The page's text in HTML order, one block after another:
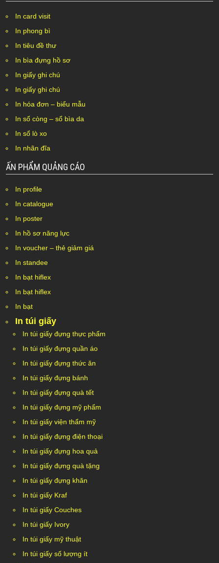
In card visit
In phong bì
In tiêu đề thư
In bìa đựng hồ sơ
In giấy ghi chú
In giấy ghi chú
In hóa đơn – biểu mẫu
In sổ còng – sổ bìa da
In sổ lò xo
In nhãn đĩa
ẤN PHẨM QUẢNG CÁO
In profile
In catalogue
In poster
In hồ sơ năng lực
In voucher – thẻ giảm giá
In standee
In bạt hiflex
In bạt hiflex
In bạt
In túi giấy
In túi giấy đựng thực phẩm
In túi giấy đựng quần áo
In túi giấy đựng thức ăn
In túi giấy đựng bánh
In túi giấy đựng quà tết
In túi giấy đựng mỹ phẩm
In túi giấy viện thẩm mỹ
In túi giấy đựng điện thoại
In túi giấy đựng hoa quả
In túi giấy đựng quà tặng
In túi giấy đựng khăn
In túi giấy Kraf
In túi giấy Couches
In túi giấy Ivory
In túi giấy mỹ thuật
In túi giấy số lượng ít